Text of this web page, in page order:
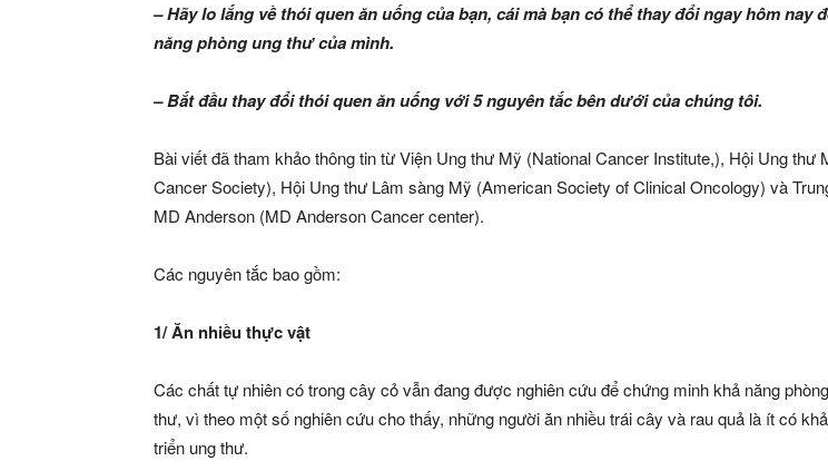
– Hãy lo lắng về thói quen ăn uống của bạn, cái mà bạn có thể thay đổi ngay hôm nay
năng phòng ung thư của mình.
– Bắt đầu thay đổi thói quen ăn uống với 5 nguyên tắc bên dưới của chúng tôi.
Bài viết đã tham khảo thông tin từ Viện Ung thư Mỹ (National Cancer Institute,), Hội Ung thư
Cancer Society), Hội Ung thư Lâm sàng Mỹ (American Society of Clinical Oncology) và
MD Anderson (MD Anderson Cancer center).
Các nguyên tắc bao gồm:
1/ Ăn nhiều thực vật
Các chất tự nhiên có trong cây cỏ vẫn đang được nghiên cứu để chứng minh khả năng
thư, vì theo một số nghiên cứu cho thấy, những người ăn nhiều trái cây và rau quả là ít có
triển ung thư.